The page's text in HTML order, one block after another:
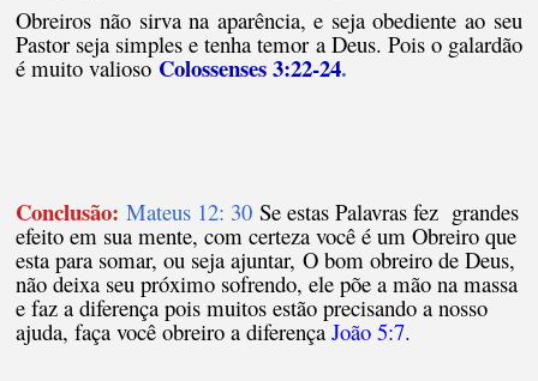
Obreiros não sirva na aparência, e seja obediente ao seu
Pastor seja simples e tenha temor a Deus. Pois o galardão
é muito valioso Colossenses 3:22-24.
Conclusão:Mateus 12: 30 Se estas Palavras fez grandes
efeito em sua mente, com certeza você é um Obreiro que
esta para somar, ou seja ajuntar, O bom obreiro de Deus,
não deixa seu próximo sofrendo, ele põe a mão na massa
e faz a diferença pois muitos estão precisando a nosso
ajuda, faça você obreiro a diferençaJoão 5:7.